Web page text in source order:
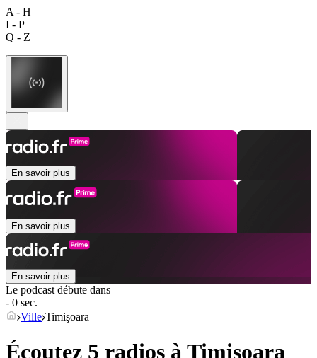
A - H
I - P
Q - Z
En savoir plus
En savoir plus
En savoir plus
Le podcast débute dans
- 0 sec.
Ville Timişoara
Écoutez 5 radios à Timişoara